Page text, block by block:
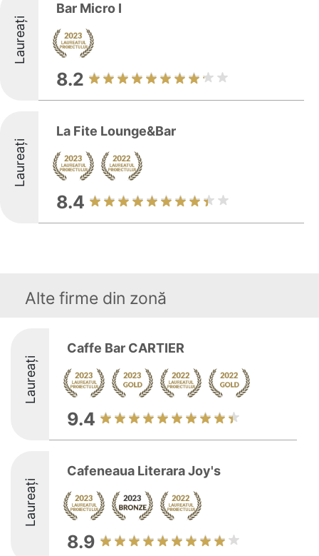
Laureați
Bar Micro I
8.2
Laureați
La Fite Lounge&Bar
8.4
Alte firme din zonă
Laureați
Caffe Bar CARTIER
9.4
Laureați
Cafeneaua Literara Joy's
8.9